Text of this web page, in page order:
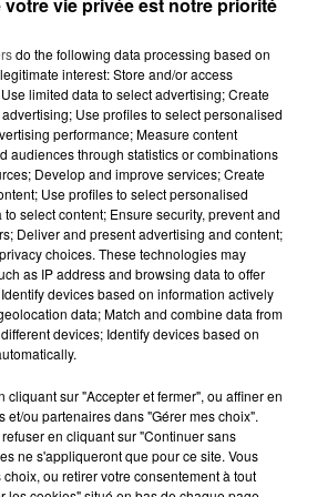
Voir toute l'équipe RCA
DIMITRI COUTAND
Journaliste
MARGOT DOUÉTIL
Journaliste
do the following data processing based on
interest: Store and/or access
limited data to select advertising; Create
Use profiles to select personalised
performance; Measure content
audiences through statistics or combinations
Develop and improve services; Create
Use profiles to select personalised
select content; Ensure security, prevent and
Deliver and present advertising and content;
choices. These technologies may
as IP address and browsing data to offer
devices based on information actively
data; Match and combine data from
devices; Identify devices based on
cliquant sur "Accepter et fermer", ou affiner en
et/ou partenaires dans "Gérer mes choix".
en cliquant sur "Continuer sans
ne s'appliqueront que pour ce site. Vous
ou retirer votre consentement à tout